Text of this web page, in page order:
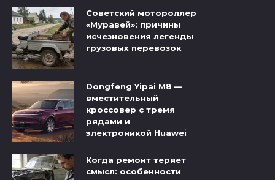
Советский мотороллер
«Муравей»: причины
исчезновения легенды
грузовых перевозок
Dongfeng Yipai M8 —
вместительный
кроссовер с тремя
рядами и
электроникой Huawei
Когда ремонт теряет
смысл: особенности